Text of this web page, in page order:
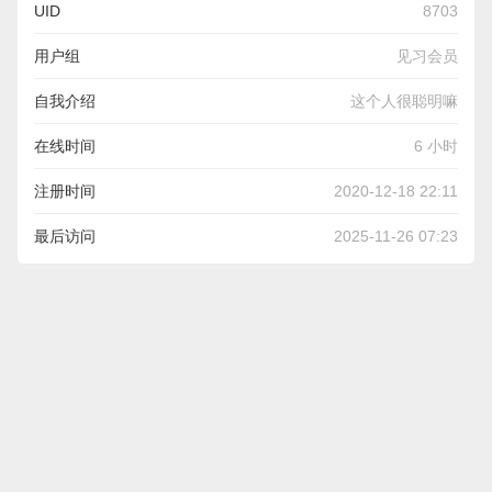
UID 8703
用户组 见习会员
自我介绍 这个人很聪明嘛
在线时间 6 小时
注册时间 2020-12-18 22:11
最后访问 2025-11-26 07:23